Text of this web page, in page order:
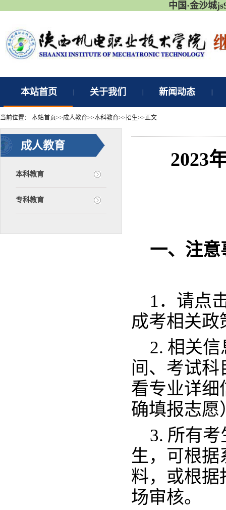
中国·金沙城
本站首页 关于我们 新闻动态
当前位置： 本站首页>>成人教育>>本科教育>>招生>>正文
成人教育
本科教育
专科教育
2023
一、注意
1．请点
成考相关政
2. 相关信
间、考试
看专业详细
确填报志愿
3. 所有考
生，可根据
料，或根据
场审核。